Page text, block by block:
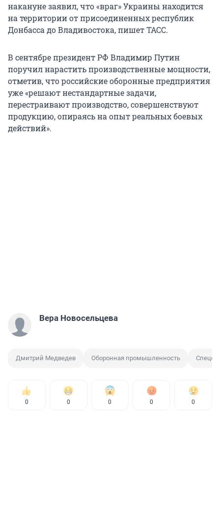
накануне заявил, что «враг» Украины находится
на территории от присоединенных республик
Донбасса до Владивостока, пишет ТАСС.
В сентябре президент РФ Владимир Путин
поручил нарастить производственные мощности,
отметив, что российские оборонные предприятия
уже «решают нестандартные задачи,
перестраивают производство, совершенствуют
продукцию, опираясь на опыт реальных боевых
действий».
Вера Новосельцева
Дмитрий Медведев Оборонная промышленность
0 0 0 0 0